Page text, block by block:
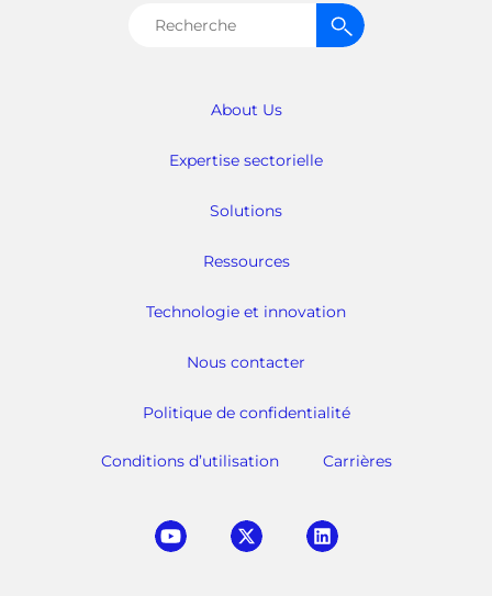
About Us
Expertise sectorielle
Solutions
Ressources
Technologie et innovation
Nous contacter
Politique de confidentialité
Conditions d’utilisation Carrières
Rechercher :